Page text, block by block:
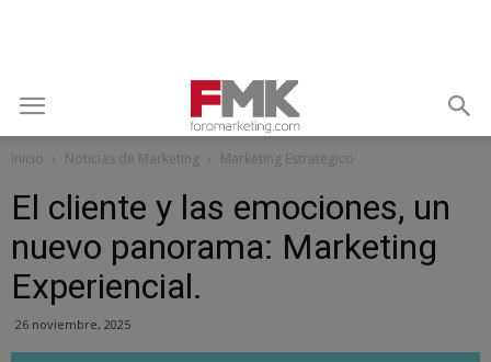
Inicio Noticias de Marketing Marketing Estratégico
El cliente y las emociones, un
nuevo panorama: Marketing
Experiencial.
26 noviembre, 2025